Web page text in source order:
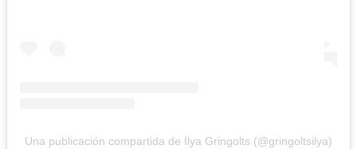
Una publicación compartida de Ilya Gringolts (@gringoltsilya)